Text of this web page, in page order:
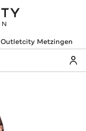
Outletcity Metzingen